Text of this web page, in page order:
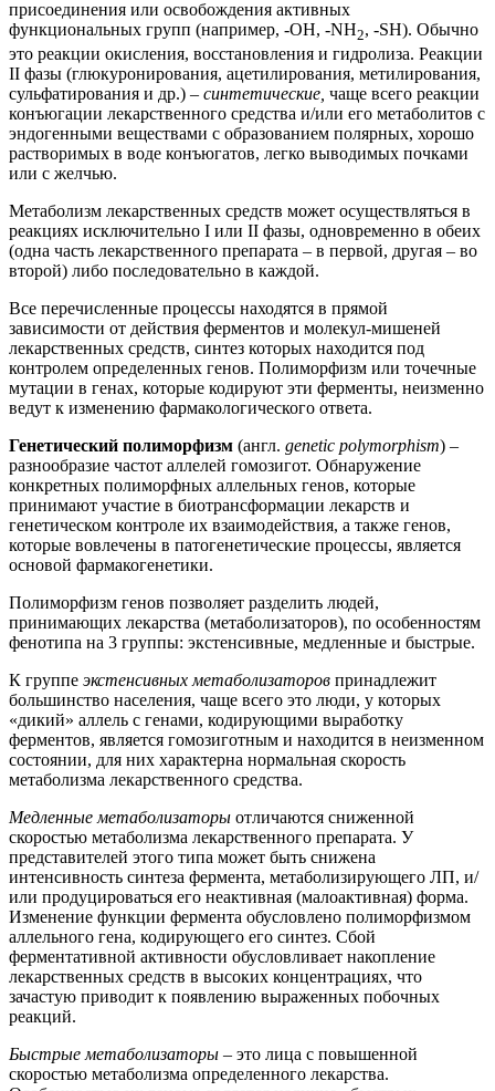
присоединения или освобождения активных
функциональных групп (например, -ОН, -NH2, -SH). Обычно
это реакции окисления, восстановления и гидролиза. Реакции
II фазы (глюкуронирования, ацетилирования, метилирования,
сульфатирования и др.) – синтетические, чаще всего реакции
конъюгации лекарственного средства и/или его метаболитов с
эндогенными веществами с образованием полярных, хорошо
растворимых в воде конъюгатов, легко выводимых почками
или с желчью.
Метаболизм лекарственных средств может осуществляться в
реакциях исключительно I или II фазы, одновременно в обеих
(одна часть лекарственного препарата – в первой, другая – во
второй) либо последовательно в каждой.
Все перечисленные процессы находятся в прямой
зависимости от действия ферментов и молекул-мишеней
лекарственных средств, синтез которых находится под
контролем определенных генов. Полиморфизм или точечные
мутации в генах, которые кодируют эти ферменты, неизменно
ведут к изменению фармакологического ответа.
Генетический полиморфизм (англ. genetic polymorphism) –
разнообразие частот аллелей гомозигот. Обнаружение
конкретных полиморфных аллельных генов, которые
принимают участие в биотрансформации лекарств и
генетическом контроле их взаимодействия, а также генов,
которые вовлечены в патогенетические процессы, является
основой фармакогенетики.
Полиморфизм генов позволяет разделить людей,
принимающих лекарства (метаболизаторов), по особенностям
фенотипа на 3 группы: экстенсивные, медленные и быстрые.
К группе экстенсивных метаболизаторов принадлежит
большинство населения, чаще всего это люди, у которых
«дикий» аллель с генами, кодирующими выработку
ферментов, является гомозиготным и находится в неизменном
состоянии, для них характерна нормальная скорость
метаболизма лекарственного средства.
Медленные метаболизаторы отличаются сниженной
скоростью метаболизма лекарственного препарата. У
представителей этого типа может быть снижена
интенсивность синтеза фермента, метаболизирующего ЛП, и/
или продуцироваться его неактивная (малоактивная) форма.
Изменение функции фермента обусловлено полиморфизмом
аллельного гена, кодирующего его синтез. Сбой
ферментативной активности обусловливает накоп­ление
лекарственных средств в высоких концентрациях, что
зачастую приводит к появлению выраженных побочных
реакций.
Быстрые метаболизаторы – это лица с повышенной
скоростью метаболизма определенного лекарства.